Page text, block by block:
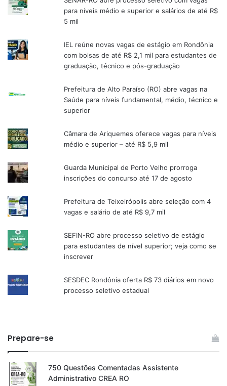
para níveis médio e superior e salários de até R$
5 mil
IEL reúne novas vagas de estágio em Rondônia
com bolsas de até R$ 2,1 mil para estudantes de
graduação, técnico e pós-graduação
Prefeitura de Alto Paraíso (RO) abre vagas na
Saúde para níveis fundamental, médio, técnico e
superior
Câmara de Ariquemes oferece vagas para níveis
médio e superior – até R$ 5,9 mil
Guarda Municipal de Porto Velho prorroga
inscrições do concurso até 17 de agosto
Prefeitura de Teixeirópolis abre seleção com 4
vagas e salário de até R$ 9,7 mil
SEFIN-RO abre processo seletivo de estágio
para estudantes de nível superior; veja como se
inscrever
SESDEC Rondônia oferta R$ 73 diários em novo
processo seletivo estadual
Prepare-se
750 Questões Comentadas Assistente
Administrativo CREA RO